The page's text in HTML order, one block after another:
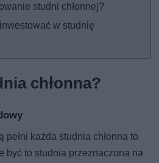
studni chłonnej?
w studnię
chłonna?
każda studnia chłonna to
być to studnia przeznaczona na